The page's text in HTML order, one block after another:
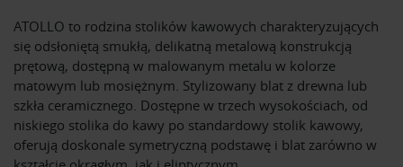
ATOLLO to rodzina stolików kawowych charakteryzujących
się odsłoniętą smukłą, delikatną metalową konstrukcją
prętową, dostępną w malowanym metalu w kolorze
matowym lub mosiężnym. Stylizowany blat z drewna lub
szkła ceramicznego. Dostępne w trzech wysokościach, od
niskiego stolika do kawy po standardowy stolik kawowy,
oferują doskonale symetryczną podstawę i blat zarówno w